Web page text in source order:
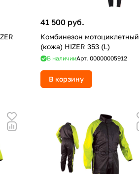
41 500 руб.
Комбинезон мотоциклетный
(кожа) HIZER 353 (L)
В наличииАрт. 00000005912
В корзину